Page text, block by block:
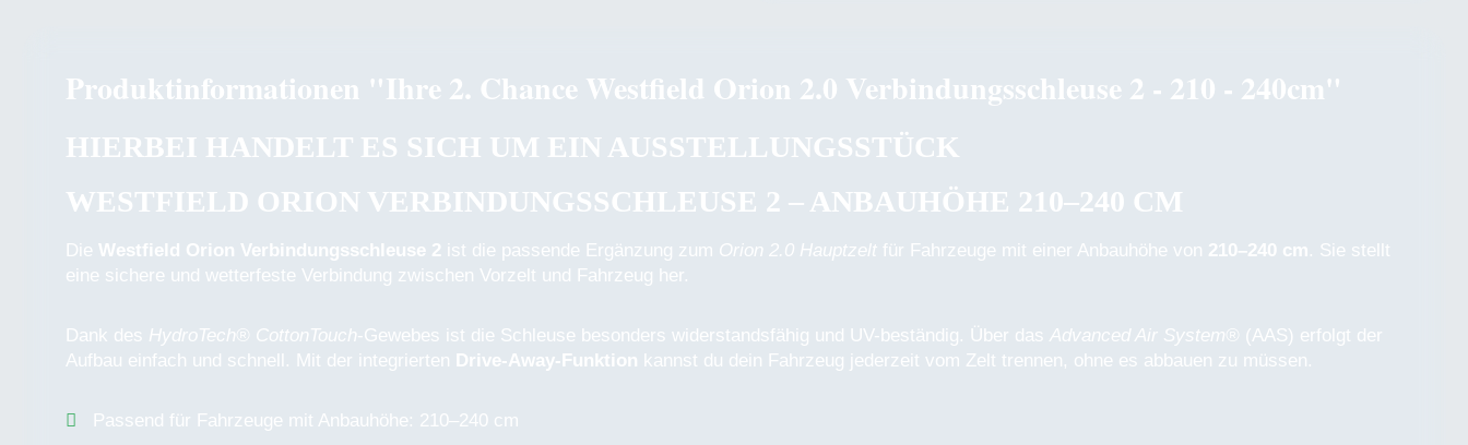
Produktinformationen "Ihre 2. Chance Westfield Orion 2.0 Verbindungsschleuse 2 - 210 - 240cm"
HIERBEI HANDELT ES SICH UM EIN AUSSTELLUNGSSTÜCK
WESTFIELD ORION VERBINDUNGSSCHLEUSE 2 – ANBAUHÖHE 210–240 CM
Die Westfield Orion Verbindungsschleuse 2 ist die passende Ergänzung zum Orion 2.0 Hauptzelt für Fahrzeuge mit einer Anbauhöhe von 210–240 cm. Sie stellt
eine sichere und wetterfeste Verbindung zwischen Vorzelt und Fahrzeug her.
Dank des HydroTech® CottonTouch-Gewebes ist die Schleuse besonders widerstandsfähig und UV-beständig. Über das Advanced Air System® (AAS) erfolgt der
Aufbau einfach und schnell. Mit der integrierten Drive-Away-Funktion kannst du dein Fahrzeug jederzeit vom Zelt trennen, ohne es abbauen zu müssen.
Passend für Fahrzeuge mit Anbauhöhe: 210–240 cm